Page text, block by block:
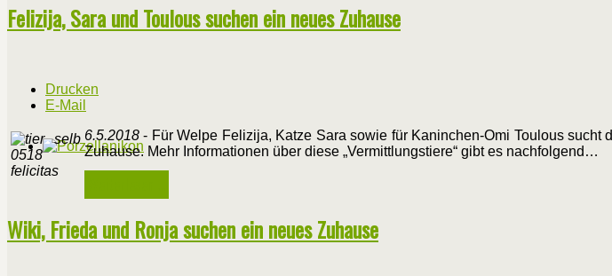
Felizija, Sara und Toulous suchen ein neues Zuhause
Drucken
E-Mail
6.5.2018 - Für Welpe Felizija, Katze Sara sowie für Kaninchen-Omi Toulous sucht
Zuhause. Mehr Informationen über diese „Vermittlungstiere“ gibt es nachfolgend…
Wiki, Frieda und Ronja suchen ein neues Zuhause